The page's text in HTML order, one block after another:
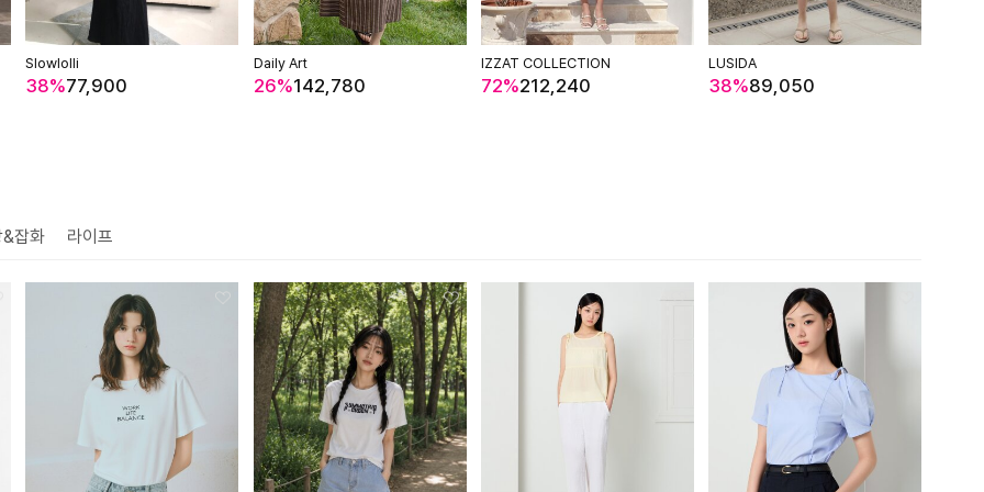
Slowlolli
77,900
38%
Daily Art
142,780
26%
IZZAT COLLECTION
212,240
72%
LUSIDA
89,050
38%
잡화 라이프